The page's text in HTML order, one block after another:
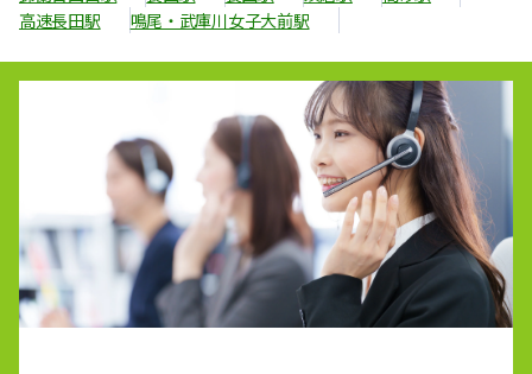
高速長田駅
鳴尾・武庫川女子大前駅